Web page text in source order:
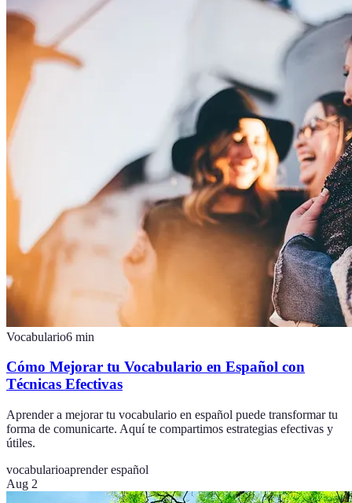
Vocabulario6 min
Cómo Mejorar tu Vocabulario en Español con
Técnicas Efectivas
Aprender a mejorar tu vocabulario en español puede transformar tu
forma de comunicarte. Aquí te compartimos estrategias efectivas y
útiles.
vocabularioaprender español
Aug 2